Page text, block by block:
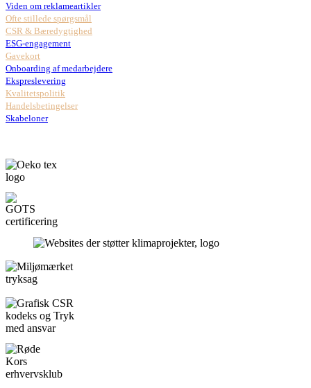
Viden om reklameartikler
Ofte stillede spørgsmål
CSR & Bæredygtighed
ESG-engagement
Gavekort
Onboarding af medarbejdere
Ekspreslevering
Kvalitetspolitik
Handelsbetingelser
Skabeloner